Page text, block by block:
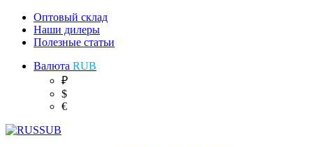
Оптовый склад
Наши дилеры
Полезные статьи
Валюта RUB
₽
$
€